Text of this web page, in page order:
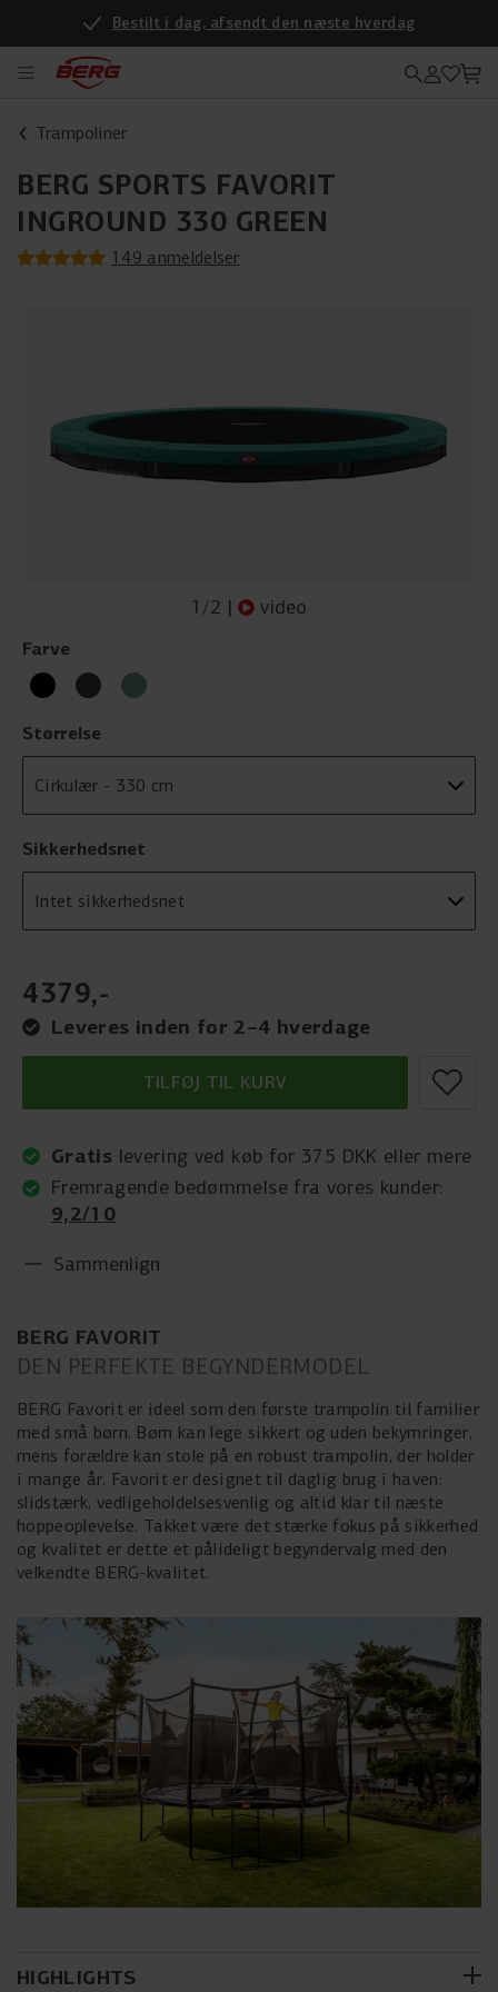
Bestilt i dag, afsendt den næste hverdag
Trampoliner
BERG SPORTS FAVORIT
INGROUND 330 GREEN
149 anmeldelser
1 /2 | video
BERG FAVORIT
DEN PERFEKTE BEGYNDERMODEL
BERG Favorit er ideel som den første trampolin til familier
med små børn. Børn kan lege sikkert og uden bekymringer,
mens forældre kan stole på en robust trampolin, der holder
i mange år. Favorit er designet til daglig brug i haven:
slidstærk, vedligeholdelsesvenlig og altid klar til næste
hoppeoplevelse. Takket være det stærke fokus på sikkerhed
og kvalitet er dette et pålideligt begyndervalg med den
velkendte BERG-kvalitet.
HIGHLIGHTS
Farve
Størrelse
Sikkerhedsnet
4379,-
Leveres inden for 2–4 hverdage
TILFØJ TIL KURV
Gratis levering ved køb for 375 DKK eller mere
Fremragende bedømmelse fra vores kunder:
9,2/10
Sammenlign